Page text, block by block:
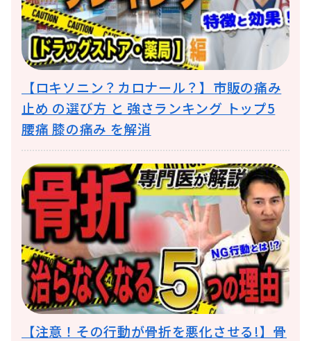
【ロキソニン？カロナール？】市販の痛み
止め の選び方 と 強さランキング トップ5
腰痛 膝の痛み を解消
【注意！その行動が骨折を悪化させる!】骨